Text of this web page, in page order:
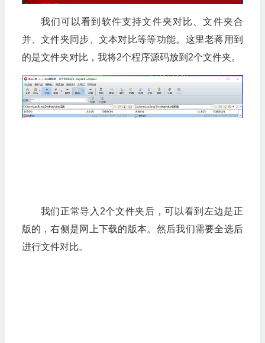
我们可以看到软件支持文件夹对比、文件夹合
并、文件夹同步、文本对比等等功能。这里老蒋用到
的是文件夹对比，我将2个程序源码放到2个文件夹。
我们正常导入2个文件夹后，可以看到左边是正
版的，右侧是网上下载的版本。然后我们需要全选后
进行文件对比。